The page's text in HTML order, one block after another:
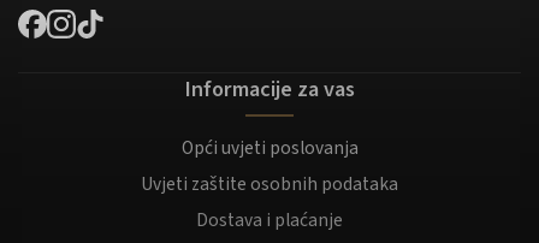
Informacije za vas
Opći uvjeti poslovanja
Uvjeti zaštite osobnih podataka
Dostava i plaćanje